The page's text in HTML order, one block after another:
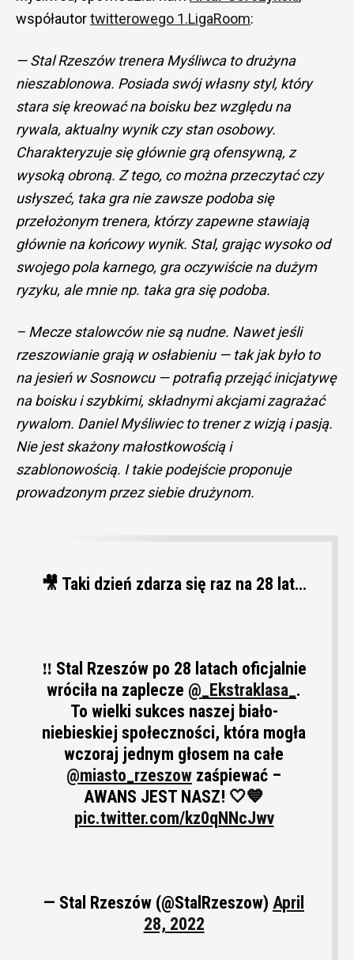
współautortwitterowego 1.LigaRoom:
— Stal Rzeszów trenera Myśliwca to drużyna
nieszablonowa. Posiada swój własny styl, który
stara się kreować na boisku bez względu na
rywala, aktualny wynik czy stan osobowy.
Charakteryzuje się głównie grą ofensywną, z
wysoką obroną. Z tego, co można przeczytać czy
usłyszeć, taka gra nie zawsze podoba się
przełożonym trenera, którzy zapewne stawiają
głównie na końcowy wynik. Stal, grając wysoko od
swojego pola karnego, gra oczywiście na dużym
ryzyku, ale mnie np. taka gra się podoba.
– Mecze stalowców nie są nudne. Nawet jeśli
rzeszowianie grają w osłabieniu — tak jak było to
na jesień w Sosnowcu — potrafią przejąć inicjatywę
na boisku i szybkimi, składnymi akcjami zagrażać
rywalom. Daniel Myśliwiec to trener z wizją i pasją.
Nie jest skażony małostkowością i
szablonowością. I takie podejście proponuje
prowadzonym przez siebie drużynom.
🎥 Taki dzień zdarza się raz na 28 lat…
‼ Stal Rzeszów po 28 latach oficjalnie
wróciła na zaplecze @_Ekstraklasa_ .
To wielki sukces naszej biało-
niebieskiej społeczności, która mogła
wczoraj jednym głosem na całe
@miasto_rzeszow zaśpiewać –
AWANS JEST NASZ! 🤍💙
pic.twitter.com/kz0qNNcJwv
— Stal Rzeszów (@StalRzeszow) April
28, 2022